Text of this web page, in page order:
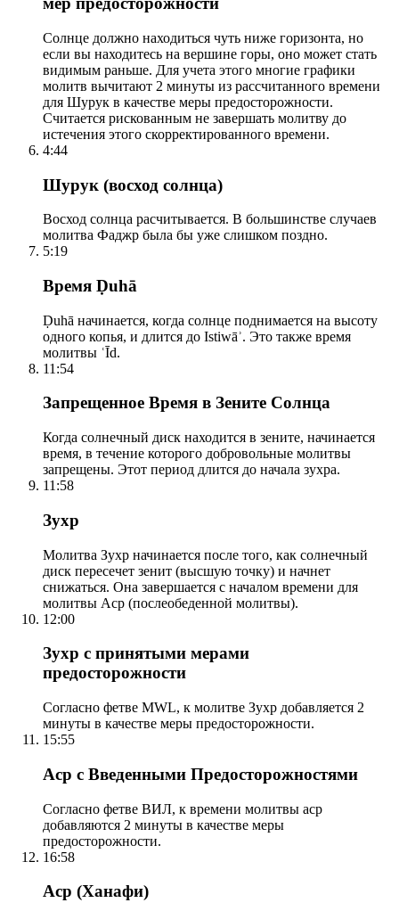
Солнце должно находиться чуть ниже горизонта, но
если вы находитесь на вершине горы, оно может стать
видимым раньше. Для учета этого многие графики
молитв вычитают 2 минуты из рассчитанного времени
для Шурук в качестве меры предосторожности.
Считается рискованным не завершать молитву до
истечения этого скорректированного времени.
4:44
Шурук (восход солнца)
Восход солнца расчитывается. В большинстве случаев
молитва Фаджр была бы уже слишком поздно.
5:19
Время Ḍuhā
Ḍuhā начинается, когда солнце поднимается на высоту
одного копья, и длится до Istiwāʾ. Это также время
молитвы ʿĪd.
11:54
Запрещенное Время в Зените Солнца
Когда солнечный диск находится в зените, начинается
время, в течение которого добровольные молитвы
запрещены. Этот период длится до начала зухра.
11:58
Зухр
Молитва Зухр начинается после того, как солнечный
диск пересечет зенит (высшую точку) и начнет
снижаться. Она завершается с началом времени для
молитвы Аср (послеобеденной молитвы).
12:00
Зухр с принятыми мерами
предосторожности
Согласно фетве MWL, к молитве Зухр добавляется 2
минуты в качестве меры предосторожности.
15:55
Аср с Введенными Предосторожностями
Согласно фетве ВИЛ, к времени молитвы аср
добавляются 2 минуты в качестве меры
предосторожности.
16:58
Аср (Ханафи)